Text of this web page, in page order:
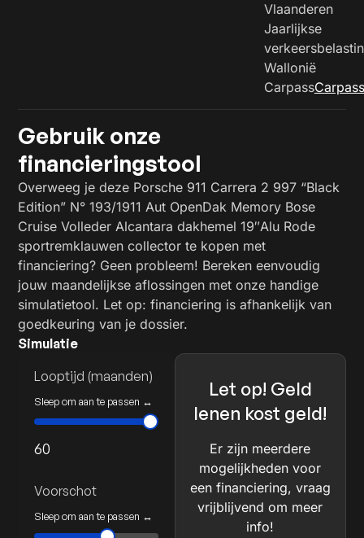
Vlaanderen
Jaarlijkse
Wallonië
CarpassCarpass
Gebruik onze
financieringstool
Overweeg je deze Porsche 911 Carrera 2 997 “Black
Edition” N° 193/1911 Aut OpenDak Memory Bose
Cruise Volleder Alcantara dakhemel 19″Alu Rode
sportremklauwen collector te kopen met
financiering? Geen probleem! Bereken eenvoudig
jouw maandelijkse aflossingen met onze handige
simulatietool. Let op: financiering is afhankelijk van
goedkeuring van je dossier.
Simulatie
Looptijd (maanden)
Sleep om aan te passen ↔
60
Voorschot
Sleep om aan te passen ↔
Let op! Geld
lenen kost geld!
Er zijn meerdere
mogelijkheden voor
een financiering, vraag
vrijblijvend om meer
info!